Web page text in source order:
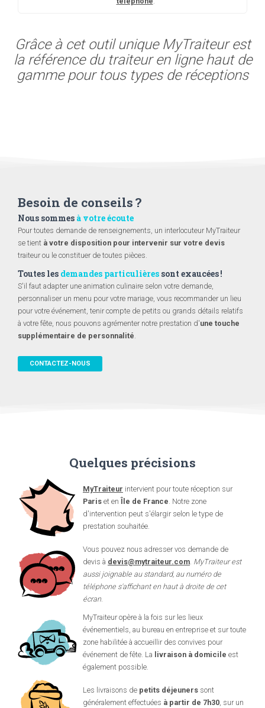
Grâce à cet outil unique MyTraiteur est
la référence du traiteur en ligne haut de
gamme pour tous types de réceptions
Besoin de conseils ?
Nous sommes à votre écoute
Pour toutes demande de renseignements, un interlocuteur MyTraiteur
se tient à votre disposition pour intervenir sur votre devis
traiteur ou le constituer de toutes pièces.
Toutes les demandes particulières sont exaucées !
S'il faut adapter une animation culinaire selon votre demande,
personnaliser un menu pour votre mariage, vous recommander un lieu
pour votre événement, tenir compte de petits ou grands détails relatifs
à votre fête, nous pouvons agrémenter notre prestation d'une touche
supplémentaire de personnalité
CONTACTEZ-NOUS
Quelques précisions
MyTraiteur intervient pour toute réception sur
Paris et en Île de France. Notre zone
d'intervention peut s'élargir selon le type de
prestation souhaitée.
Vous pouvez nous adresser vos demande de
devis à devis@mytraiteur.com. MyTraiteur est
aussi joignable au standard, au numéro de
téléphone s'affichant en haut à droite de cet
écran.
MyTraiteur opère à la fois sur les lieux
événementiels, au bureau en entreprise et sur toute
zone habilitée à accueillir des convives pour
événement de fête. La livraison à domicile est
également possible.
Les livraisons de petits déjeuners sont
généralement effectuées à partir de 7h30, sur un